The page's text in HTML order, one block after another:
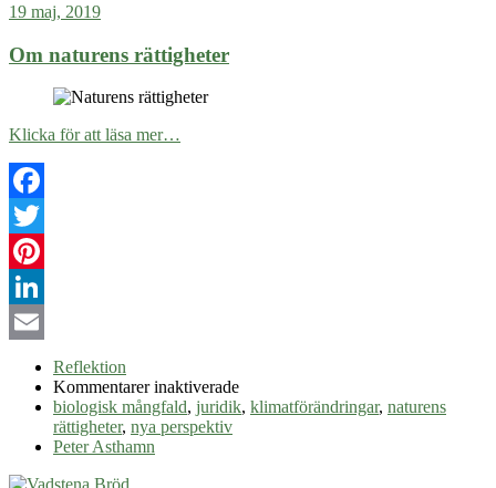
19 maj, 2019
Om naturens rättigheter
Klicka för att läsa mer…
Facebook
Twitter
Pinterest
LinkedIn
Reflektion
Kommentarer inaktiveradeför
Om
biologisk mångfald, juridik, klimatförändringar, naturens
rättigheter, nya perspektiv
Peter Asthamn